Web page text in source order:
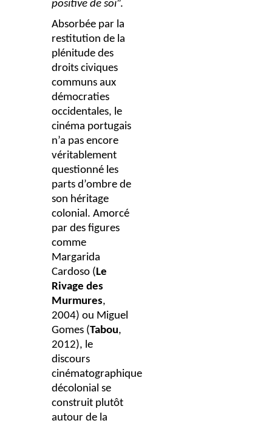
positive de soi”.
Absorbée par la
restitution de la
plénitude des
droits civiques
communs aux
démocraties
occidentales, le
cinéma portugais
n’a pas encore
véritablement
questionné les
parts d’ombre de
son héritage
colonial. Amorcé
par des figures
comme
Margarida
Cardoso (Le
Rivage des
Murmures,
2004) ou Miguel
Gomes (Tabou,
2012), le
discours
cinématographique
décolonial se
construit plutôt
autour de la